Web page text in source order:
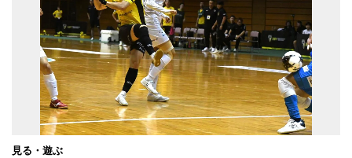
見る・遊ぶ